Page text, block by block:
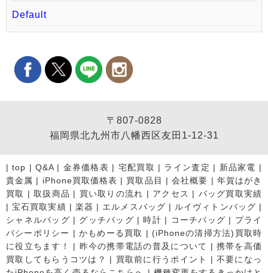
Default
〒807-0828
福岡県北九州市八幡西区友田1-12-31
|top | Q&A| 金券価格表 | 宅配買取 | ライン査定 | 新品家電 |
貴金属 | iPhone買取価格表 | 買取品目 |会社概要 | 年賀はがき
買取
|取扱商品 | 買い取りの流れ | アクセス | バッグ買取実績
|宝石買取実績 | 楽器 | エルメスバッグ | ルイヴィトンバッグ |
シャネルバッグ | グッチバッグ |時計 | コーチバッグ | プライ
バシーポリシー |かもめーる買取 | (iPhoneの清掃方法)買取時
に役立ちます！
| 昨今の携帯電話の普及について | 携帯を高価
買取してもらうコツは？
| 買取前に行うポイント | 不要になっ